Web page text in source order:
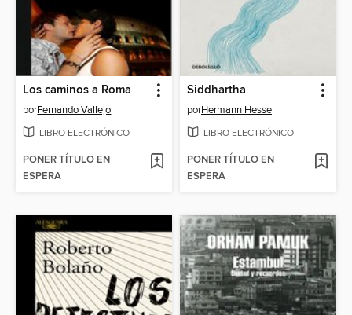
Los caminos a Roma
porFernando Vallejo
LIBRO ELECTRÓNICO
PONER TÍTULO EN
ESPERA
Siddhartha
porHermann Hesse
LIBRO ELECTRÓNICO
PONER TÍTULO EN
ESPERA